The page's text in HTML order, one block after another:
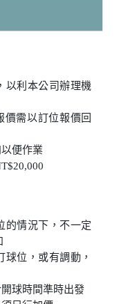
以利本公司辦理機
價需以訂位報價回
便作業
的情況下，不一定
位，或有調動，
球時間準時出發